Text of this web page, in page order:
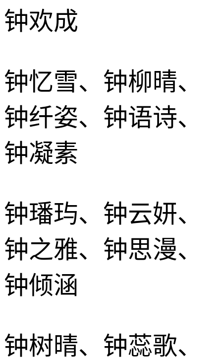
钟欢成
钟忆雪、钟柳晴、
钟纤姿、钟语诗、
钟凝素
钟璠玙、钟云妍、
钟之雅、钟思漫、
钟倾涵
钟树晴、钟蕊歌、